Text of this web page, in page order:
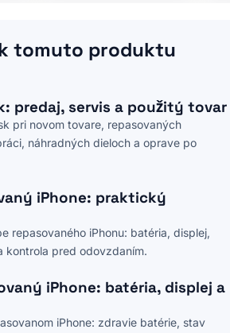
tomuto produktu
predaj, servis a použitý tovar
pri novom tovare, repasovaných
náhradných dieloch a oprave po
iPhone: praktický
repasovaného iPhonu: batéria, displej,
kontrola pred odovzdaním.
iPhone: batéria, displej a
iPhone: zdravie batérie, stav